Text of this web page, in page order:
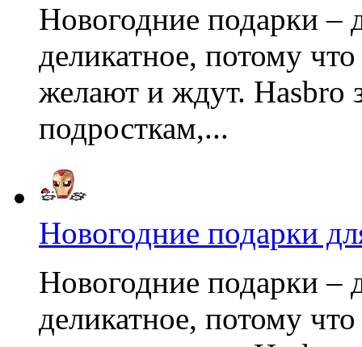
Новогодние подарки –
деликатное, потому
желают и ждут. Hasbro
подросткам,...
Новогодние подарки
Новогодние подарки –
деликатное, потому